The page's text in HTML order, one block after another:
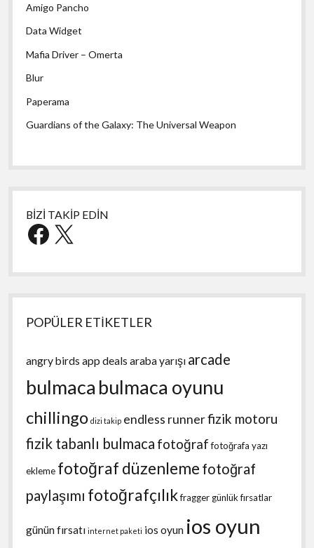
Amigo Pancho
Data Widget
Mafia Driver – Omerta
Blur
Paperama
Guardians of the Galaxy: The Universal Weapon
BİZİ TAKİP EDİN
Facebook
X
POPÜLER ETİKETLER
angry birds app deals araba yarışı arcade
bulmaca bulmaca oyunu
chillingo dizi takip endless runnerfizik motoru
fizik tabanlı bulmaca fotoğraf fotoğrafa yazı
ekleme fotoğraf düzenleme fotoğraf
paylaşımı fotoğrafçılıkfraggergünlük fırsatlar
günün fırsatı internet paketi ios oyun ios oyun